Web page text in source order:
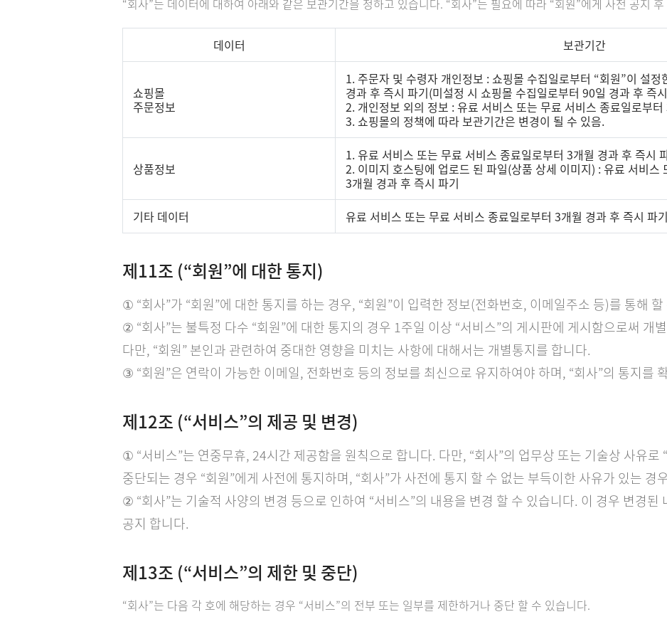
“회사”는 데이터에 대하여 아래와 같은 보관기간을 정하고 있습니다. “회사”는 필요에 따라 “회원”에게 사전 공지
데이터 보관기간
쇼핑몰
주문정보
1. 주문자 및 수령자 개인정보 : 쇼핑몰 수집일로부터 “회원”이 설
경과 후 즉시 파기(미설정 시 쇼핑몰 수집일로부터 90일 경과 후 즉
2. 개인정보 외의 정보 : 유료 서비스 또는 무료 서비스 종료일로부
3. 쇼핑몰의 정책에 따라 보관기간은 변경이 될 수 있음.
상품정보
1. 유료 서비스 또는 무료 서비스 종료일로부터 3개월 경과 후 즉시
2. 이미지 호스팅에 업로드 된 파일(상품 상세 이미지) : 유료 서비스
3개월 경과 후 즉시 파기
기타 데이터
유료 서비스 또는 무료 서비스 종료일로부터 3개월 경과 후 즉시 파기
제11조 (“회원”에 대한 통지)
① “회사”가 “회원”에 대한 통지를 하는 경우, “회원”이 입력한 정보(전화번호, 이메일주소 등)를 통해
② “회사”는 불특정 다수 “회원”에 대한 통지의 경우 1주일 이상 “서비스”의 게시판에 게시함으로써 개
다만, “회원” 본인과 관련하여 중대한 영향을 미치는 사항에 대해서는 개별통지를 합니다.
③ “회원”은 연락이 가능한 이메일, 전화번호 등의 정보를 최신으로 유지하여야 하며, “회사”의 통지를
제12조 (“서비스”의 제공 및 변경)
① “서비스”는 연중무휴, 24시간 제공함을 원칙으로 합니다. 다만, “회사”의 업무상 또는 기술상 사유로
중단되는 경우 “회원”에게 사전에 통지하며, “회사”가 사전에 통지 할 수 없는 부득이한 사유가 있는 경
② “회사”는 기술적 사양의 변경 등으로 인하여 “서비스”의 내용을 변경 할 수 있습니다. 이 경우 변경된
공지 합니다.
제13조 (“서비스”의 제한 및 중단)
“회사”는 다음 각 호에 해당하는 경우 “서비스”의 전부 또는 일부를 제한하거나 중단 할 수 있습니다.